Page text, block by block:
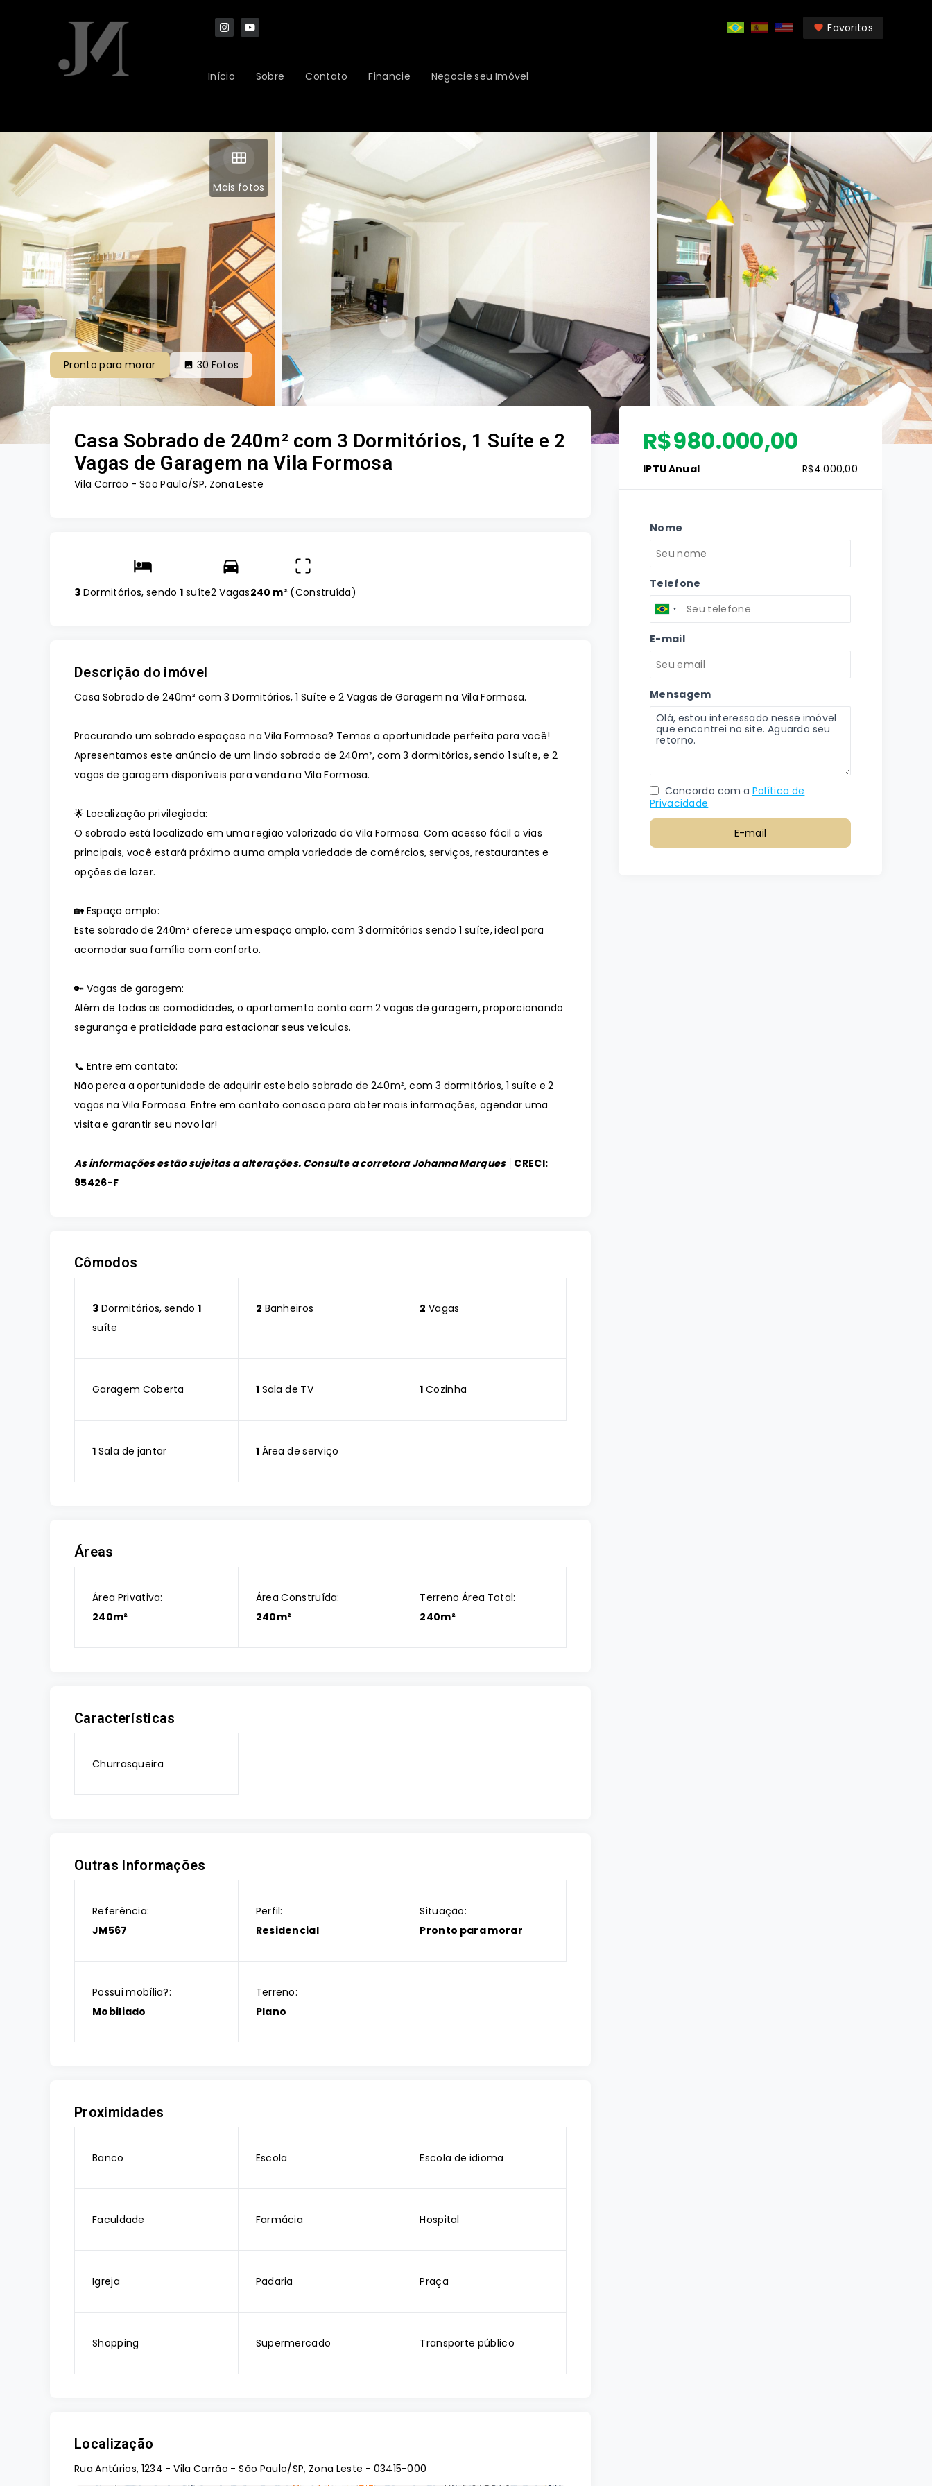
Favoritos
Início Sobre Contato Financie Negocie seu Imóvel
Mais fotos
Pronto para morar 30 Fotos
Casa Sobrado de 240m² com 3 Dormitórios, 1 Suíte e 2
Vagas de Garagem na Vila Formosa
Vila Carrão - São Paulo/SP, Zona Leste
3 Dormitórios, sendo1 suíte2 Vagas240 m² (Construída)
Descrição do imóvel
Casa Sobrado de 240m² com 3 Dormitórios, 1 Suíte e 2 Vagas de Garagem na Vila Formosa.
Procurando um sobrado espaçoso na Vila Formosa? Temos a oportunidade perfeita para você!
Apresentamos este anúncio de um lindo sobrado de 240m², com 3 dormitórios, sendo 1 suíte, e 2
vagas de garagem disponíveis para venda na Vila Formosa.
🌟 Localização privilegiada:
O sobrado está localizado em uma região valorizada da Vila Formosa. Com acesso fácil a vias
principais, você estará próximo a uma ampla variedade de comércios, serviços, restaurantes e
opções de lazer.
🏡 Espaço amplo:
Este sobrado de 240m² oferece um espaço amplo, com 3 dormitórios sendo 1 suíte, ideal para
acomodar sua família com conforto.
🔑 Vagas de garagem:
Além de todas as comodidades, o apartamento conta com 2 vagas de garagem, proporcionando
segurança e praticidade para estacionar seus veículos.
📞 Entre em contato:
Não perca a oportunidade de adquirir este belo sobrado de 240m², com 3 dormitórios, 1 suíte e 2
vagas na Vila Formosa. Entre em contato conosco para obter mais informações, agendar uma
visita e garantir seu novo lar!
As informações estão sujeitas a alterações. Consulte a corretora Johanna Marques │ CRECI:
95426-F
Cômodos
3 Dormitórios, sendo1
suíte
2 Banheiros 2 Vagas
Garagem Coberta 1Sala de TV 1 Cozinha
1 Sala de jantar 1Área de serviço
Áreas
Área Privativa:
240m²
Área Construída:
240m²
Terreno Área Total:
240m²
Características
Churrasqueira
Outras Informações
Referência:
JM567
Perfil:
Residencial
Situação:
Pronto para morar
Possui mobília?:
Mobiliado
Terreno:
Plano
Proximidades
Banco Escola Escola de idioma
Faculdade Farmácia Hospital
Igreja Padaria Praça
Shopping Supermercado Transporte público
Localização
Rua Antúrios, 1234 - Vila Carrão - São Paulo/SP, Zona Leste - 03415-000
R$980.000,00
IPTU Anual R$4.000,00
Nome
Telefone
E-mail
Mensagem
Concordo com a Política de
Privacidade
E-mail